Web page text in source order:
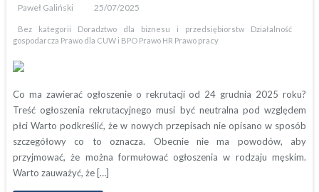
Paweł Galiński 25/07/2025
Bez kategorii Doradztwo dla biznesu i przedsiębiorstw
Działalność
gospodarcza Prawo dla CUW i BPO Prawo HR Prawo pracy
Co ma zawierać ogłoszenie o rekrutacji od 24 grudnia 2025 roku?
Treść ogłoszenia rekrutacyjnego musi być neutralna pod względem
płci Warto podkreślić, że w nowych przepisach nie opisano w sposób
szczegółowy co to oznacza. Obecnie nie ma powodów, aby
przyjmować, że można formułować ogłoszenia w rodzaju męskim.
Warto zauważyć, że […]